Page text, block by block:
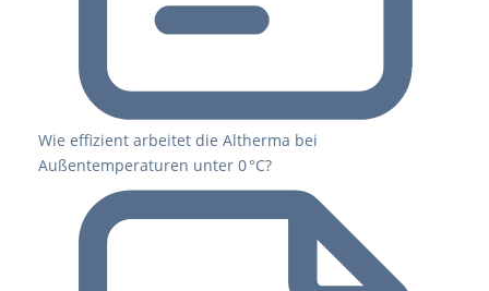
Wie effizient arbeitet die Altherma bei
Außentemperaturen unter 0 °C?